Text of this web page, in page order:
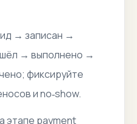
→ записан →
→ выполнено →
фиксируйте
и no‑show.
этапе payment